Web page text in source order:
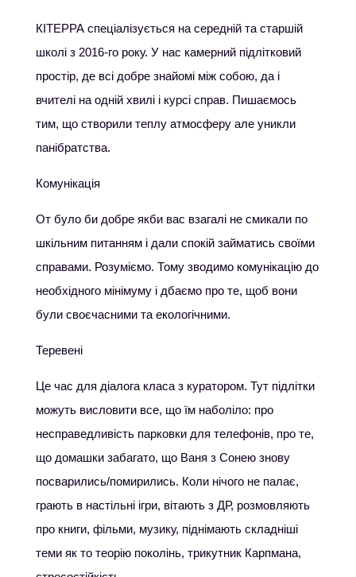
КІТЕРРА спеціалізується на середній та старшій
школі з 2016-го року. У нас камерний підлітковий
простір, де всі добре знайомі між собою, да і
вчителі на одній хвилі і курсі справ. Пишаємось
тим, що створили теплу атмосферу але уникли
панібратства.
Комунікація
От було би добре якби вас взагалі не смикали по
шкільним питанням і дали спокій займатись своїми
справами. Розуміємо. Тому зводимо комунікацію до
необхідного мінімуму і дбаємо про те, щоб вони
були своєчасними та екологічними.
Теревені
Це час для діалога класа з куратором. Тут підлітки
можуть висловити все, що їм наболіло: про
несправедливість парковки для телефонів, про те,
що домашки забагато, що Ваня з Сонею знову
посварились/помирились. Коли нічого не палає,
грають в настільні ігри, вітають з ДР, розмовляють
про книги, фільми, музику, піднімають складніші
теми як то теорію поколінь, трикутник Карпмана,